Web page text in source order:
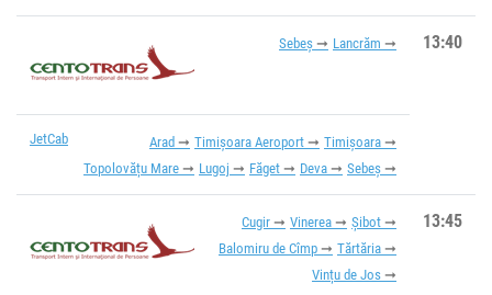
Sebeș Lancrăm 13:40
JetCab Arad Timișoara Aeroport
Timișoara
Topolovățu Mare
Lugoj Făget Deva Sebeș
Cugir Vinerea
Șibot
Balomiru de Cîmp
Tărtăria
Vințu de Jos
13:45